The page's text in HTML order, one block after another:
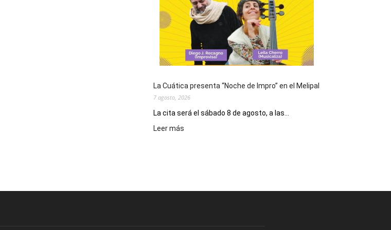
San
Cayetano,
patrono
del
pan
y
trabajo
La Cuática presenta “Noche de Impro” en el Melipal
7 agosto, 2026
La cita será el sábado 8 de agosto, a las...
Leer más
Impro”